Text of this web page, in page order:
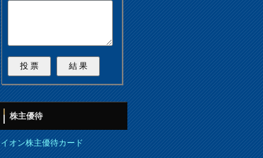
株主優待
イオン株主優待カード